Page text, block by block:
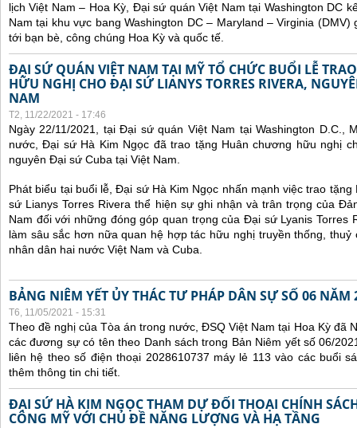
lịch Việt Nam – Hoa Kỳ, Đại sứ quán Việt Nam tại Washington DC
Nam tại khu vực bang Washington DC – Maryland – Virginia
tới bạn bè, công chúng Hoa Kỳ và quốc tế.
ĐẠI SỨ QUÁN VIỆT NAM TẠI MỸ TỔ CHỨC BUỔI LỄ
HỮU NGHỊ CHO ĐẠI SỨ LIANYS TORRES RIVERA,
NAM
T2, 11/22/2021 - 17:46
Ngày 22/11/2021, tại Đại sứ quán Việt Nam tại Washington D.C.,
nước, Đại sứ Hà Kim Ngọc đã trao tặng Huân chương hữu nghị
nguyên Đại sứ Cuba tại Việt Nam.
Phát biểu tại buổi lễ, Đại sứ Hà Kim Ngọc nhấn mạnh việc trao
sứ Lianys Torres Rivera thể hiện sự ghi nhận và trân trọng của
Nam đối với những đóng góp quan trọng của Đại sứ Lyanis Torres
làm sâu sắc hơn nữa quan hệ hợp tác hữu nghị truyền thống,
nhân dân hai nước Việt Nam và Cuba.
BẢNG NIÊM YẾT ỦY THÁC TƯ PHÁP DÂN SỰ SỐ 06 NĂM
T6, 11/05/2021 - 15:31
Theo đề nghị của Tòa án trong nước, ĐSQ Việt Nam tại Hoa Kỳ đã
các đương sự có tên theo Danh sách trong Bản Niêm yết số 06/
liên hệ theo số điện thoại 2028610737 máy lẻ 113 vào các buổi
thêm thông tin chi tiết.
ĐẠI SỨ HÀ KIM NGỌC THAM DỰ ĐỐI THOẠI CHÍNH
CÔNG MỸ VỚI CHỦ ĐỀ NĂNG LƯỢNG VÀ HẠ TẦNG